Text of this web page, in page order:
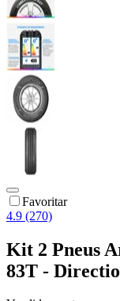
Favoritar
4.9 (270)
Kit 2 Pneus
83T -